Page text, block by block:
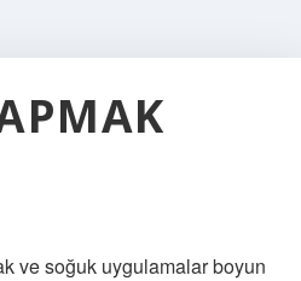
ve soğuk uygulamalar boyun